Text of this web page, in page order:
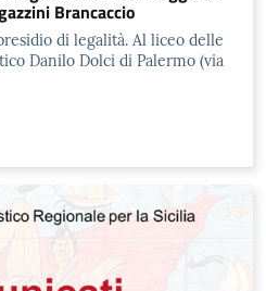
Brancaccio
di legalità. Al liceo delle
Danilo Dolci di Palermo (via